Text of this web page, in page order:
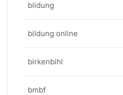
bildung
bildung online
birkenbihl
bmbf